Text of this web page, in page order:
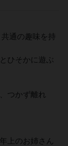
通の趣味を持
ひそかに遊ぶ
つかず離れ
上のお姉さん